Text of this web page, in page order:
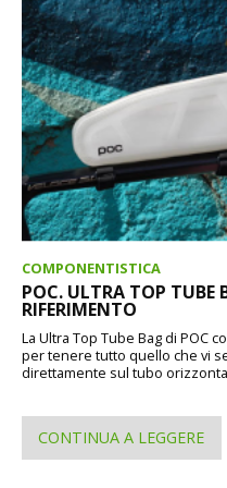
COMPONENTISTICA
POC. ULTRA TOP TUBE
RIFERIMENTO
La Ultra Top Tube Bag di POC
per tenere tutto quello che vi
direttamente sul tubo
CONTINUA A LEGGERE